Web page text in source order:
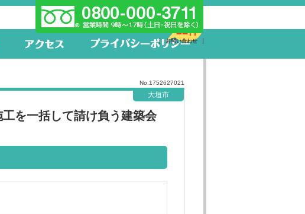
新着求人
22件
お問い合わせ
No.1752627021
大垣市
を一括して請け負う建築会